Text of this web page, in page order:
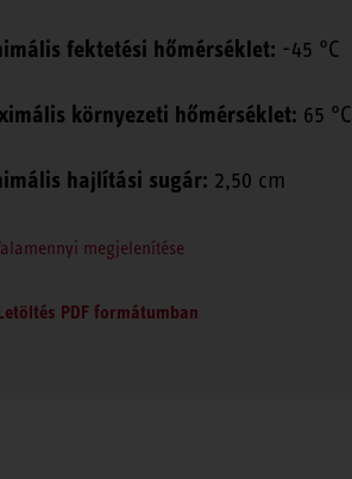
fektetési hőmérséklet: -45 °C
környezeti hőmérséklet: 65 °C
hajlítási sugár: 2,50 cm
megjelenítése
PDF formátumban